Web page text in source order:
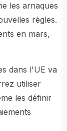
les arnaques
règles.
en mars,
dans l'UE va
utiliser
les définir